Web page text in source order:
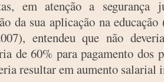
em atenção a segurança
da sua aplicação na
entendeu que não
de 60% para pagamento dos
resultar em aumento salarial